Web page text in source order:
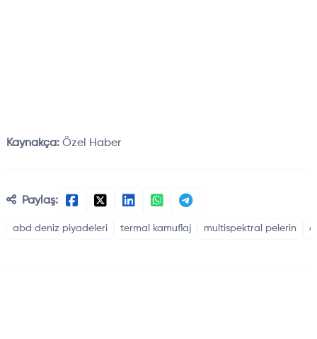
Kaynakça: Özel Haber
Paylaş:
abd deniz piyadeleri termal kamuflaj multispektral pelerin